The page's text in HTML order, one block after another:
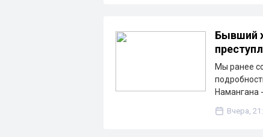
Бывший
Мы ранее
Намангана
Вчера,